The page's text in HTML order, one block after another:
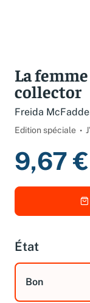
La
collector
Freida
Edition spéciale
9,67 €
État
Bon